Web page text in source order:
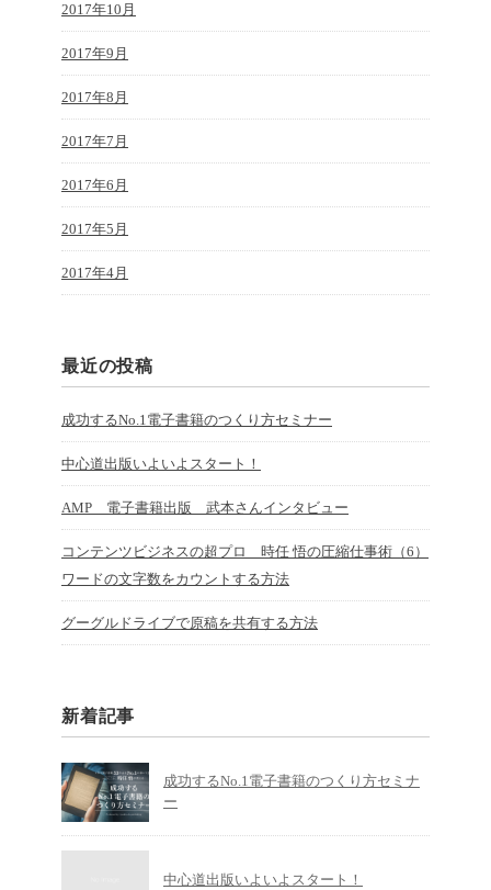
2017年10月
2017年9月
2017年8月
2017年7月
2017年6月
2017年5月
2017年4月
最近の投稿
成功するNo.1電子書籍のつくり方セミナー
中心道出版いよいよスタート！
AMP 電子書籍出版 武本さんインタビュー
コンテンツビジネスの超プロ 時任 悟の圧縮仕事術（6）
ワードの文字数をカウントする方法
グーグルドライブで原稿を共有する方法
新着記事
成功するNo.1電子書籍のつくり方セミナ
ー
中心道出版いよいよスタート！